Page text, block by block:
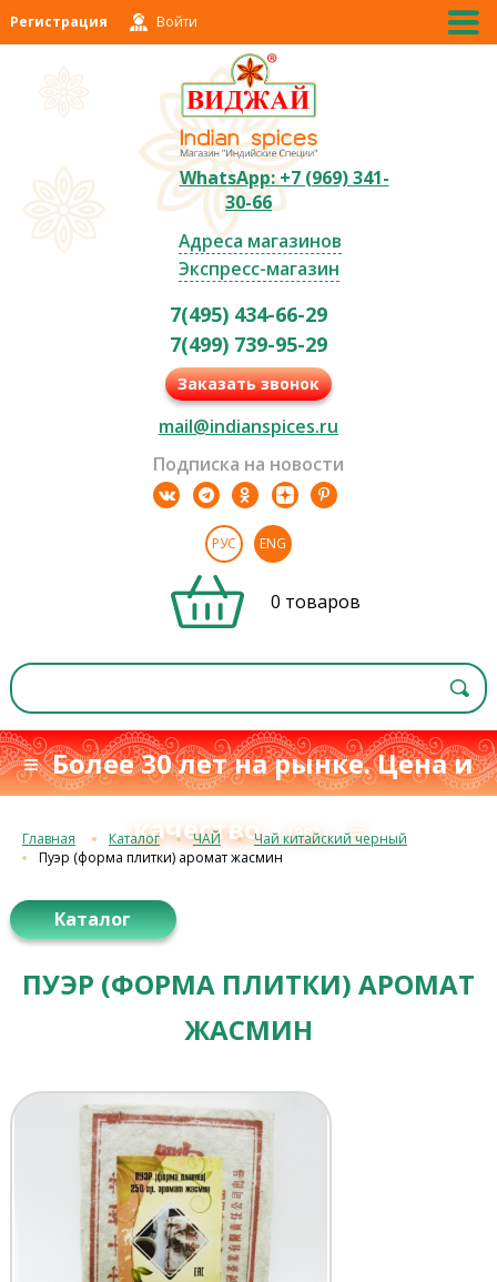
Регистрация Войти
WhatsApp: +7 (969) 341-
30-66
Адреса магазинов
Экспресс-магазин
7(495) 434-66-29
7(499) 739-95-29
Заказать звонок
mail@indianspices.ru
Подписка на новости
РУС ENG
0 товаров
≡ Более 30 лет на рынке. Цена и
качествос 1993 г.≡
Главная Каталог ЧАЙ
Чай китайский черный
Пуэр (форма плитки) аромат жасмин
Каталог
ПУЭР (ФОРМА ПЛИТКИ) АРОМАТ
ЖАСМИН